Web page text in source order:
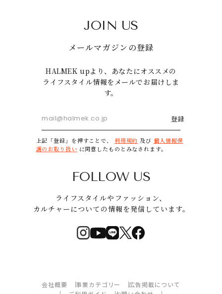
JOIN US
メールマガジンの登録
HALMEK upより、あなたにオススメの
ライフスタイル情報をメールでお届けしま
す。
登録
上記「登録」を押すことで、 利用規約 及び 個人情報保
護のお取り扱い に同意したものとみなされます。
FOLLOW US
ライフスタイルやファッション、
カルチャーについての情報を発信しています。
会社概要 事業カテゴリー
広告掲載について